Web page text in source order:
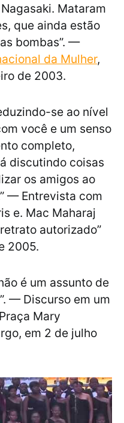
Mataram
que ainda estão
bombas”. —
da Mulher,
de 2003.
se ao nível
você e um senso
completo,
discutindo coisas
os amigos ao
— Entrevista com
e. Mac Maharaj
autorizado”
2005.
é um assunto de
— Discurso em um
Mary
em 2 de julho